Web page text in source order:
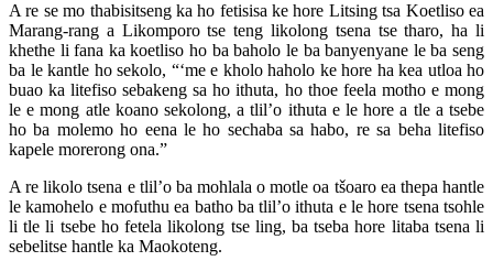
A re se mo thabisitseng ka ho fetisisa ke hore Litsing tsa Koetliso ea
Marang-rang a Likomporo tse teng likolong tsena tse tharo, ha li
khethe li fana ka koetliso ho ba baholo le ba banyenyane le ba seng
ba le kantle ho sekolo, “‘me e kholo haholo ke hore ha kea utloa ho
buao ka litefiso sebakeng sa ho ithuta, ho thoe feela motho e mong
le e mong atle koano sekolong, a tlil’o ithuta e le hore a tle a tsebe
ho ba molemo ho eena le ho sechaba sa habo, re sa beha litefiso
kapele morerong ona.”
A re likolo tsena e tlil’o ba mohlala o motle oa tšoaro ea thepa hantle
le kamohelo e mofuthu ea batho ba tlil’o ithuta e le hore tsena tsohle
li tle li tsebe ho fetela likolong tse ling, ba tseba hore litaba tsena li
sebelitse hantle ka Maokoteng.